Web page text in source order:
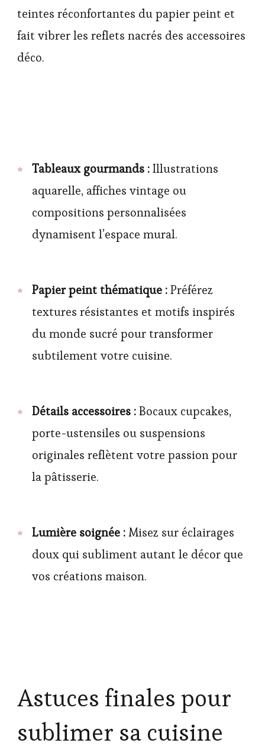
teintes réconfortantes du papier peint et
fait vibrer les reflets nacrés des accessoires
déco.
Tableaux gourmands :Illustrations
aquarelle, affiches vintage ou
compositions personnalisées
dynamisent l’espace mural.
Papier peint thématique :Préférez
textures résistantes et motifs inspirés
du monde sucré pour transformer
subtilement votre cuisine.
Détails accessoires :Bocaux cupcakes,
porte-ustensiles ou suspensions
originales reflètent votre passion pour
la pâtisserie.
Lumière soignée :Misez sur éclairages
doux qui subliment autant le décor que
vos créations maison.
Astuces finales pour
sublimer sa cuisine